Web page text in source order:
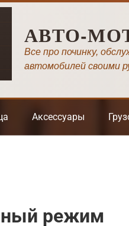
АВТО-
Все про починку,
автомобилей своими
Аксессуары
режим